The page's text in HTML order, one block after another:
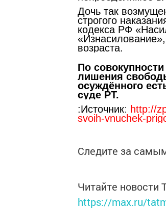
Дочь так
строгого
кодекса РФ
возраста.
По
лишения
осуждённого
суде РТ.
:Источник: http://
svoih-vnuchek-
Следите за
Читайте новости
https://max.ru/